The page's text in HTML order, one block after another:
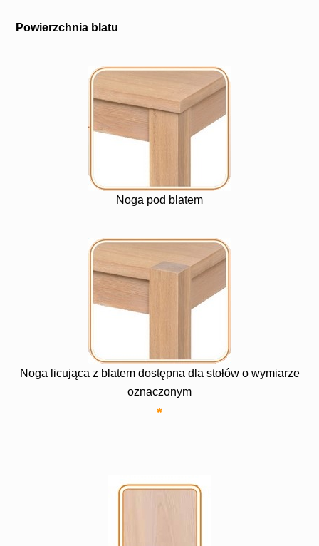
Powierzchnia blatu
Noga pod blatem
Noga licująca z blatem dostępna dla stołów o wymiarze
oznaczonym
*